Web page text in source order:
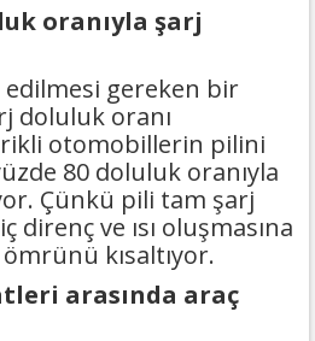
oranıyla şarj
gereken bir
doluluk oranı
otomobillerin pilini
80 doluluk oranıyla
Çünkü pili tam şarj
direnç ve ısı oluşmasına
kısaltıyor.
arasında araç